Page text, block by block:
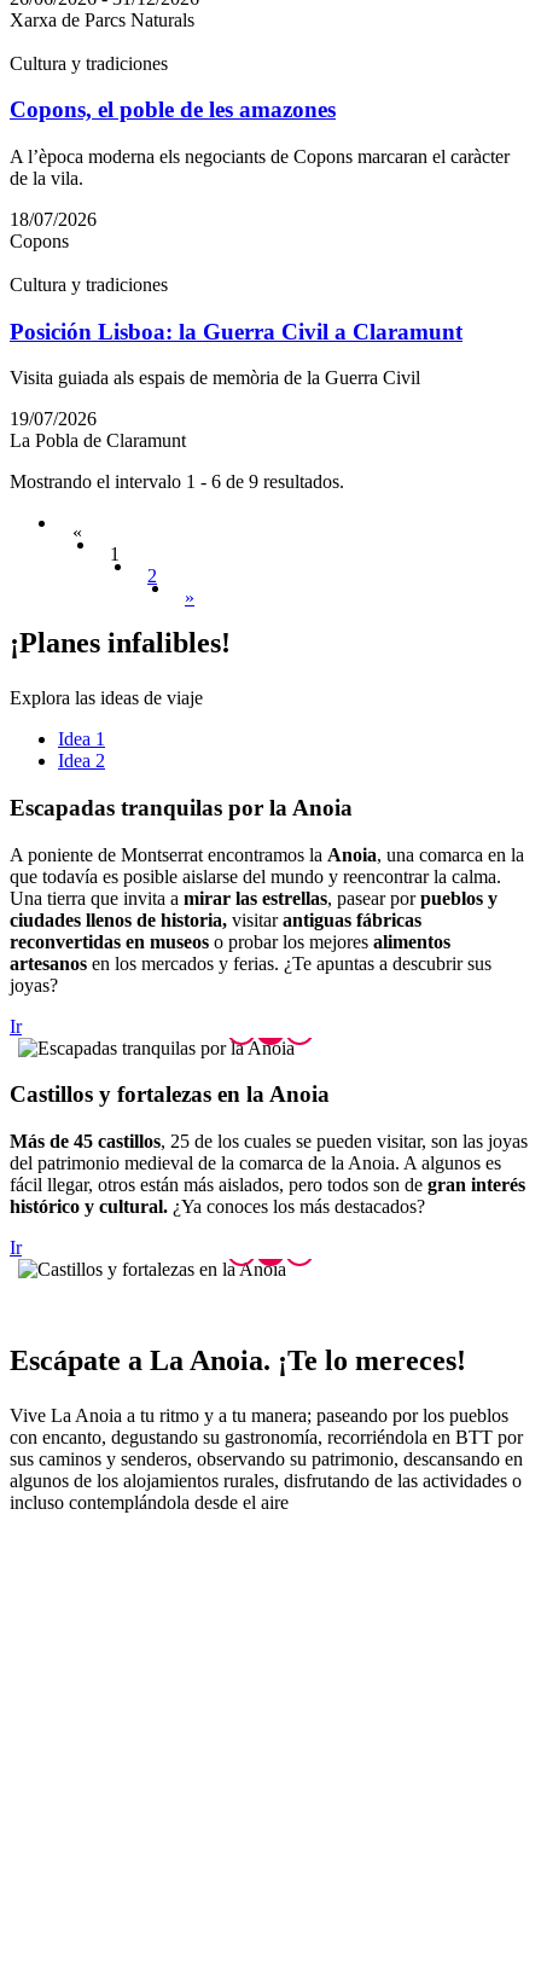
Xarxa de Parcs Naturals
Cultura y tradiciones
Copons, el poble de les amazones
A l’època moderna els negociants de Copons marcaran el caràcter
de la vila.
18/07/2026
Copons
Cultura y tradiciones
Posición Lisboa: la Guerra Civil a Claramunt
Visita guiada als espais de memòria de la Guerra Civil
19/07/2026
La Pobla de Claramunt
Mostrando el intervalo 1 - 6 de 9 resultados.
«
1
2
»
¡Planes infalibles!
Explora las ideas de viaje
Idea 1
Idea 2
Escapadas tranquilas por la Anoia
A poniente de Montserrat encontramos la Anoia, una comarca en la
que todavía es posible aislarse del mundo y reencontrar la calma.
Una tierra que invita a mirar las estrellas, pasear porpueblos y
ciudades llenos de historia, visitarantiguas fábricas
reconvertidas en museos o probar los mejores alimentos
artesanos en los mercados y ferias. ¿Te apuntas a descubrir sus
joyas?
Ir
Castillos y fortalezas en la Anoia
Más de 45 castillos, 25 de los cuales se pueden visitar, son las joyas
del patrimonio medieval de la comarca de la Anoia. A algunos es
fácil llegar, otros están más aislados, pero todos son de gran interés
histórico y cultural. ¿Ya conoces los más destacados?
Ir
Escápate a La Anoia. ¡Te lo mereces!
Vive La Anoia a tu ritmo y a tu manera; paseando por los pueblos
con encanto, degustando su gastronomía, recorriéndola en BTT por
sus caminos y senderos, observando su patrimonio, descansando en
algunos de los alojamientos rurales, disfrutando de las actividades o
incluso contemplándola desde el aire